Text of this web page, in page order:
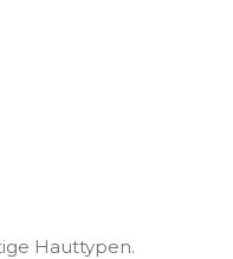
Hauttypen.